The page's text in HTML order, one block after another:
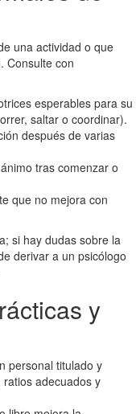
una actividad o que
Consulte con
esperables para su
saltar o coordinar).
después de varias
tras comenzar o
que no mejora con
si hay dudas sobre la
derivar a un psicólogo
y
personal titulado y
adecuados y